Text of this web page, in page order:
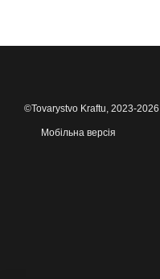
©Tovarystvo Kraftu, 2023-2026
Мобільна версія